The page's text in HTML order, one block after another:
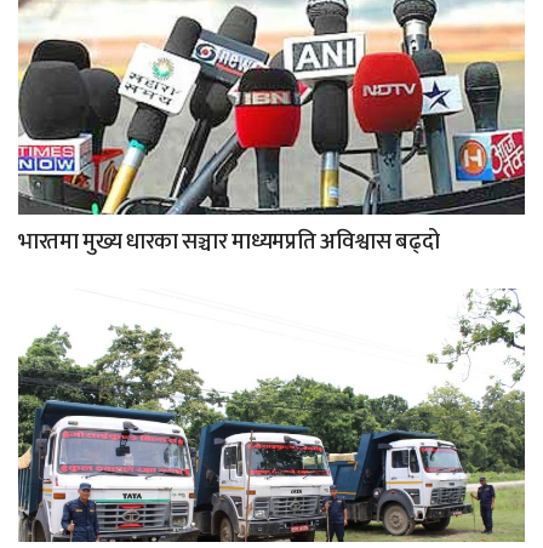
भारतमा मुख्य धारका सञ्चार माध्यमप्रति अविश्वास बढ्दो